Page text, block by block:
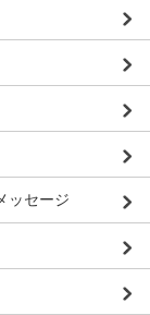
ッセージ